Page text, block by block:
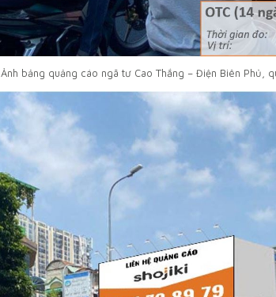
Ảnh bảng quảng cáo ngã tư Cao Thắng – Điện Biên Phủ,